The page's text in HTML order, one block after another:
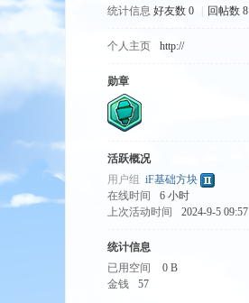
统计信息 好友数 0 回帖数 8
个人主页 http://
勋章
活跃概况
用户组 iF基础方块
在线时间
6 小时
上次活动时间
2024-9-5 09:57
统计信息
已用空间
0 B
金钱
57